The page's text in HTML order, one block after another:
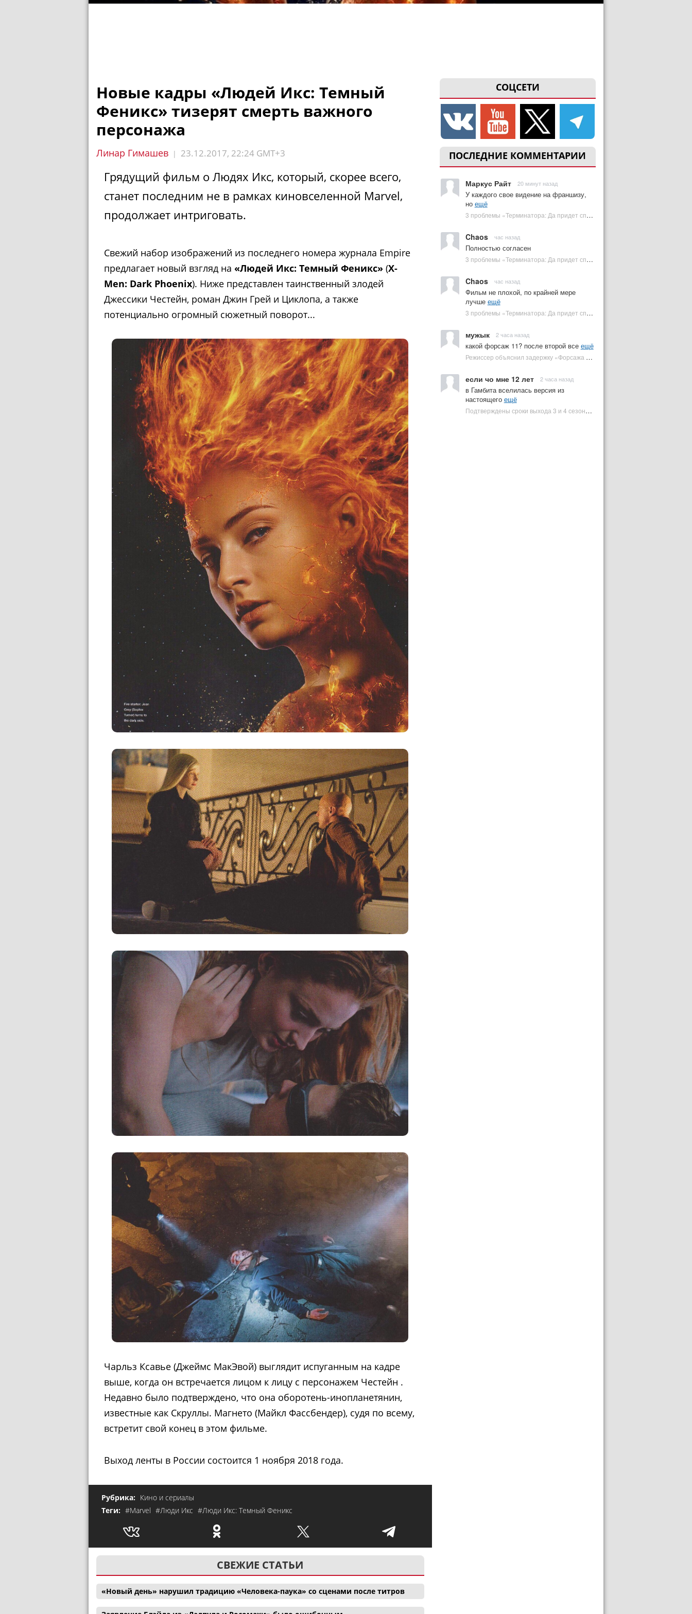
СОЦСЕТИ
ПОСЛЕДНИЕ КОММЕНТАРИИ
Маркус Райт 20 минут назад
У каждого свое видение на франшизу,
но ещё
3 проблемы «Терминатора: Да придет спаситель», которые испортили фильм | Plugged In Ru
Chaos час назад
Полностью согласен
3 проблемы «Терминатора: Да придет спаситель», которые испортили фильм | Plugged In Ru
Chaos час назад
Фильм не плохой, по крайней мере
лучше ещё
3 проблемы «Терминатора: Да придет спаситель», которые испортили фильм | Plugged In Ru
мужык 2 часа назад
какой форсаж 11? после второй все ещё
Режиссер объяснил задержку «Форсажа 11» | Plugged In Ru
если чо мне 12 лет 2 часа назад
в Гамбита вселилась версия из
настоящего ещё
Подтверждены сроки выхода 3 и 4 сезонов «Людей Икс '97» | Plugged In Ru
Новые кадры «Людей Икс: Темный
Феникс» тизерят смерть важного
персонажа
Линар Гимашев | 23.12.2017, 22:24 GMT+3
Грядущий фильм о Людях Икс, который, скорее всего,
станет последним не в рамках киновселенной Marvel,
продолжает интриговать.
Свежий набор изображений из последнего номера журнала Empire
предлагает новый взгляд на «Людей Икс: Темный Феникс» (X-
Men: Dark Phoenix). Ниже представлен таинственный злодей
Джессики Честейн, роман Джин Грей и Циклопа, а также
потенциально огромный сюжетный поворот...
Чарльз Ксавье (Джеймс МакЭвой) выглядит испуганным на кадре
выше, когда он встречается лицом к лицу с персонажем Честейн .
Недавно было подтверждено, что она оборотень-инопланетянин,
известные как Скруллы. Магнето (Майкл Фассбендер), судя по всему,
встретит свой конец в этом фильме.
Выход ленты в России состоится 1 ноября 2018 года.
Рубрика: Кино и сериалы
Теги: #Marvel #Люди Икс #Люди Икс: Темный Феникс
СВЕЖИЕ СТАТЬИ
«Новый день» нарушил традицию «Человека-паука» со сценами после титров